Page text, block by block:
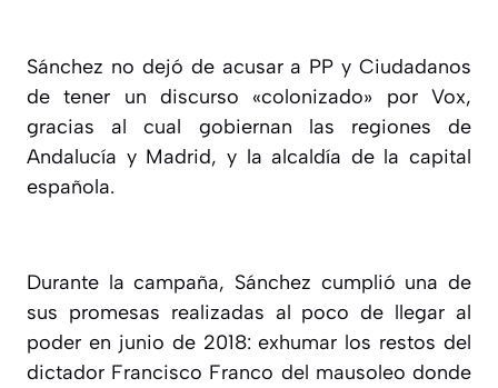
Sánchez no dejó de acusar a PP y Ciudadanos
de tener un discurso «colonizado» por Vox,
gracias al cual gobiernan las regiones de
Andalucía y Madrid, y la alcaldía de la capital
española.
Durante la campaña, Sánchez cumplió una de
sus promesas realizadas al poco de llegar al
poder en junio de 2018: exhumar los restos del
dictador Francisco Franco del mausoleo donde